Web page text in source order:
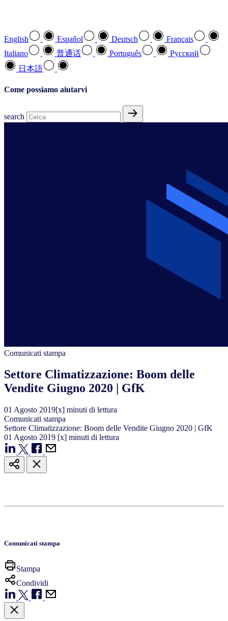
English Español Deutsch
Français
Italiano
普通话 Português
Pусский
日本語
Come possiamo aiutarvi
search
Comunicati stampa
Settore Climatizzazione: Boom delle
Vendite Giugno 2020 | GfK
01 Agosto 2019[x] minuti di lettura
Comunicati stampa
Settore Climatizzazione: Boom delle Vendite Giugno 2020 | GfK
01 Agosto 2019 [x] minuti di lettura
Comunicati stampa
Stampa
Condividi